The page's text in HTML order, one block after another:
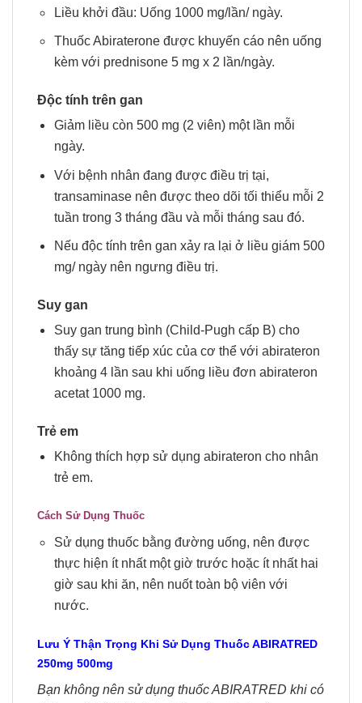
Liều khởi đầu: Uống 1000 mg/lần/ ngày.
Thuốc Abiraterone được khuyến cáo nên uống
kèm với prednisone 5 mg x 2 lần/ngày.
Độc tính trên gan
Giảm liều còn 500 mg (2 viên) một lần mỗi
ngày.
Với bệnh nhân đang được điều trị tại,
transaminase nên được theo dõi tối thiểu mỗi 2
tuần trong 3 tháng đầu và mỗi tháng sau đó.
Nếu độc tính trên gan xảy ra lại ở liều giám 500
mg/ ngày nên ngưng điều trị.
Suy gan
Suy gan trung bình (Child-Pugh cấp B) cho
thấy sự tăng tiếp xúc của cơ thể với abirateron
khoảng 4 lần sau khi uống liều đơn abirateron
acetat 1000 mg.
Trẻ em
Không thích hợp sử dụng abirateron cho nhân
trẻ em.
Cách Sử Dụng Thuốc
Sử dụng thuốc bằng đường uống, nên được
thực hiện ít nhất một giờ trước hoặc ít nhất hai
giờ sau khi ăn, nên nuốt toàn bộ viên với
nước.
Lưu Ý Thận Trọng Khi Sử Dụng Thuốc ABIRATRED
250mg 500mg
Bạn không nên sử dụng thuốc ABIRATRED khi có